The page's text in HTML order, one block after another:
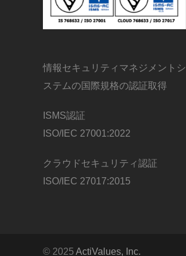
情報セキュリティマネジメントシ
ステムの国際規格の認証取得
ISMS認証
ISO/IEC 27001:2022
クラウドセキュリティ認証
ISO/IEC 27017:2015
© 2025 ActiValues, Inc.